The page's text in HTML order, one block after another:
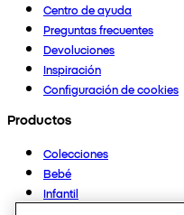
Centro de ayuda
Preguntas frecuentes
Devoluciones
Inspiración
Configuración de cookies
Productos
Colecciones
Bebé
Infantil